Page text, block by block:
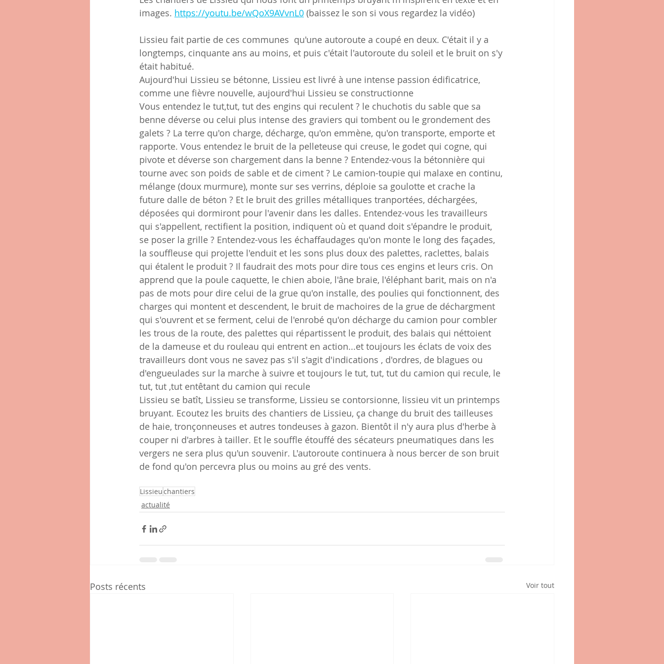
images. https://youtu.be/wQoX9AVvnL0 (baissez le son si vous regardez la vidéo)
Lissieu fait partie de ces communes  qu'une autoroute a coupé en deux. C'était il y a
longtemps, cinquante ans au moins, et puis c'était l'autoroute du soleil et le bruit on s'y
était habitué.
Aujourd'hui Lissieu se bétonne, Lissieu est livré à une intense passion édificatrice,
comme une fièvre nouvelle, aujourd'hui Lissieu se constructionne
Vous entendez le tut,tut, tut des engins qui reculent ? le chuchotis du sable que sa
benne déverse ou celui plus intense des graviers qui tombent ou le grondement des
galets ? La terre qu'on charge, décharge, qu'on emmène, qu'on transporte, emporte et
rapporte. Vous entendez le bruit de la pelleteuse qui creuse, le godet qui cogne, qui
pivote et déverse son chargement dans la benne ? Entendez-vous la bétonnière qui
tourne avec son poids de sable et de ciment ? Le camion-toupie qui malaxe en continu,
mélange (doux murmure), monte sur ses verrins, déploie sa goulotte et crache la
future dalle de béton ? Et le bruit des grilles métalliques tranportées, déchargées,
déposées qui dormiront pour l'avenir dans les dalles. Entendez-vous les travailleurs
qui s'appellent, rectifient la position, indiquent où et quand doit s'épandre le produit,
se poser la grille ? Entendez-vous les échaffaudages qu'on monte le long des façades,
la souffleuse qui projette l'enduit et les sons plus doux des palettes, raclettes, balais
qui étalent le produit ? Il faudrait des mots pour dire tous ces engins et leurs cris. On
apprend que la poule caquette, le chien aboie, l'âne braie, l'éléphant barit, mais on n'a
pas de mots pour dire celui de la grue qu'on installe, des poulies qui fonctionnent, des
charges qui montent et descendent, le bruit de machoires de la grue de déchargment
qui s'ouvrent et se ferment, celui de l'enrobé qu'on décharge du camion pour combler
les trous de la route, des palettes qui répartissent le produit, des balais qui néttoient
de la dameuse et du rouleau qui entrent en action...et toujours les éclats de voix des
travailleurs dont vous ne savez pas s'il s'agit d'indications , d'ordres, de blagues ou
d'engueulades sur la marche à suivre et toujours le tut, tut, tut du camion qui recule, le
tut, tut ,tut entêtant du camion qui recule
Lissieu se batît, Lissieu se transforme, Lissieu se contorsionne, lissieu vit un printemps
bruyant. Ecoutez les bruits des chantiers de Lissieu, ça change du bruit des tailleuses
de haie, tronçonneuses et autres tondeuses à gazon. Bientôt il n'y aura plus d'herbe à
couper ni d'arbres à tailler. Et le souffle étouffé des sécateurs pneumatiques dans les
vergers ne sera plus qu'un souvenir. L'autoroute continuera à nous bercer de son bruit
de fond qu'on percevra plus ou moins au gré des vents.
Lissieuchantiers
actualité
Posts récents Voir tout